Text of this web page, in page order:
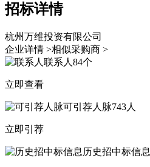
招标详情
杭州万维投资有限公司
企业详情 >相似采购商 >
联系人 84个
立即查看
可引荐人脉743人
立即引荐
历史招中标信息